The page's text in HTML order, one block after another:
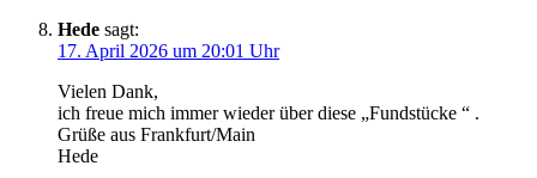
Hede sagt:
17. April 2026 um 20:01 Uhr
Vielen Dank,
ich freue mich immer wieder über diese „Fundstücke “ .
Grüße aus Frankfurt/Main
Hede